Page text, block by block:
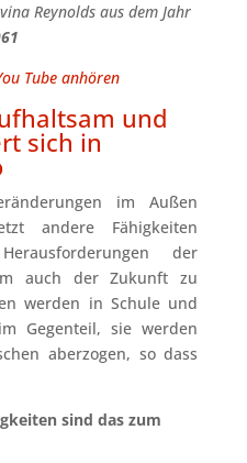
Reynolds aus dem Jahr
Tube anhören
und
sich in
im Außen
andere Fähigkeiten
der
auch der Zukunft zu
werden in Schule und
Gegenteil, sie werden
aberzogen, so dass
sind das zum